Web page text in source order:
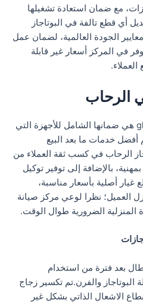
مع ضمان استعادة تشغيلها
أي قطع تالفة في البوتاجاز
الجودة العالمية، لضمان عمل
في المركز أسعار غير قابلة
الرحاب
إحدى أبرز مزايا شركة glem gas هي ضمانها الشامل للأجهزة التي
خدمات ما بعد البيع
الرحاب في كسب ثقة العملاء من
بالإضافة إلى توفير توكيل
غيار أصلية بأسعار مناسبة،
العميل؛ نظرا لوعي مركز صيانة
المنزلية الضرورية طوال الوقت.
بعد فترة من استخدام
البوتاجاز والفرن.تم تكسير زجاج
الاشعال الذاتي بشكل غير